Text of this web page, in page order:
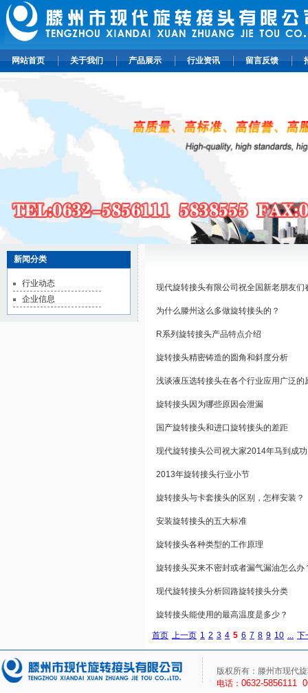
网站首页 关于我们 产品展示 行业资讯 留言反馈
新闻分类
行业动态
企业信息
现代旋转接头有限公司祝全国新老朋友们
为什么滕州这么多做旋转接头的？
R系列旋转接头产品特点介绍
旋转接头精密铸造的圆角和斜度分析
浅谈液压选转接头在各个行业应用广泛的
旋转接头因为哪些原因会泄漏
国产旋转接头和进口旋转接头的差距
现代旋转接头公司祝大家2014年马到成
2013年旋转接头行业小节
旋转接头与卡套接头的区别，怎样安装？
安装旋转接头的五大标准
旋转接头各种类型的工作原理
旋转接头买来不密封或者漏气漏油怎么办
现代旋转接头分析回路旋转接头分类
旋转接头能使用的最高温度是多少？
首页 上一页 1 2 3 4 5 6 7 8 9 10 ... 下
版权所有：滕州市现代
电话： 0632-5856111